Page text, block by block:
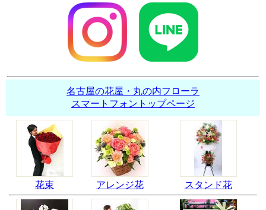
名古屋の花屋・丸の内フローラ
スマートフォントップページ
花束 アレンジ花 スタンド花